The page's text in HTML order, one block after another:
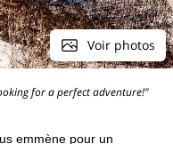
Voir photos
for a perfect adventure!"
emmène pour un